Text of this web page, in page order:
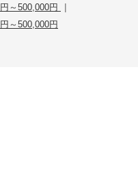
～500,000円 |
～500,000円